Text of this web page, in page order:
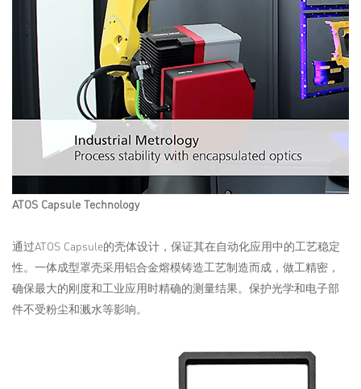
ATOS Capsule Technology
通过ATOS Capsule的壳体设计，保证其在自动化应用中的工艺稳定
性。一体成型罩壳采用铝合金熔模铸造工艺制造而成，做工精密，
确保最大的刚度和工业应用时精确的测量结果。保护光学和电子部
件不受粉尘和溅水等影响。